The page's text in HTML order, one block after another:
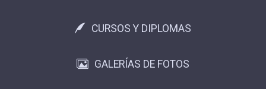
CURSOS Y DIPLOMAS
GALERÍAS DE FOTOS